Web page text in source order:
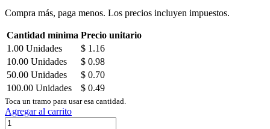
Compra más, paga menos. Los precios incluyen impuestos.
Cantidad mínima Precio unitario
1.00 Unidades $ 1.16
10.00 Unidades $ 0.98
50.00 Unidades $ 0.70
100.00 Unidades $ 0.49
Toca un tramo para usar esa cantidad.
Agregar al carrito